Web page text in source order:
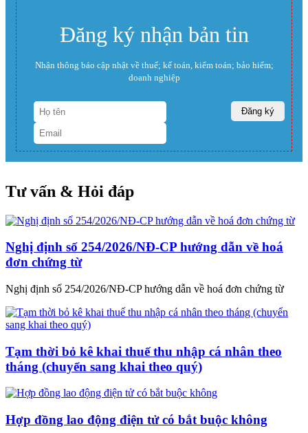
Đăng ký nhận bản tin
Nhận thông báo cập nhật về thuế; kế toán, kiểm toán; bảo hiểm;
doanh nghiệp
Tư vấn & Hỏi đáp
Nghị định số 254/2026/NĐ-CP hướng dẫn về hoá
đơn chứng từ
Nghị định số 254/2026/NĐ-CP hướng dẫn về hoá đơn chứng từ
Tạm thời bỏ kê khai thuế thu nhập cá nhân theo
tháng (chuyển sang khai theo quý)
Hợp đồng lao động điện tử có bắt buộc không